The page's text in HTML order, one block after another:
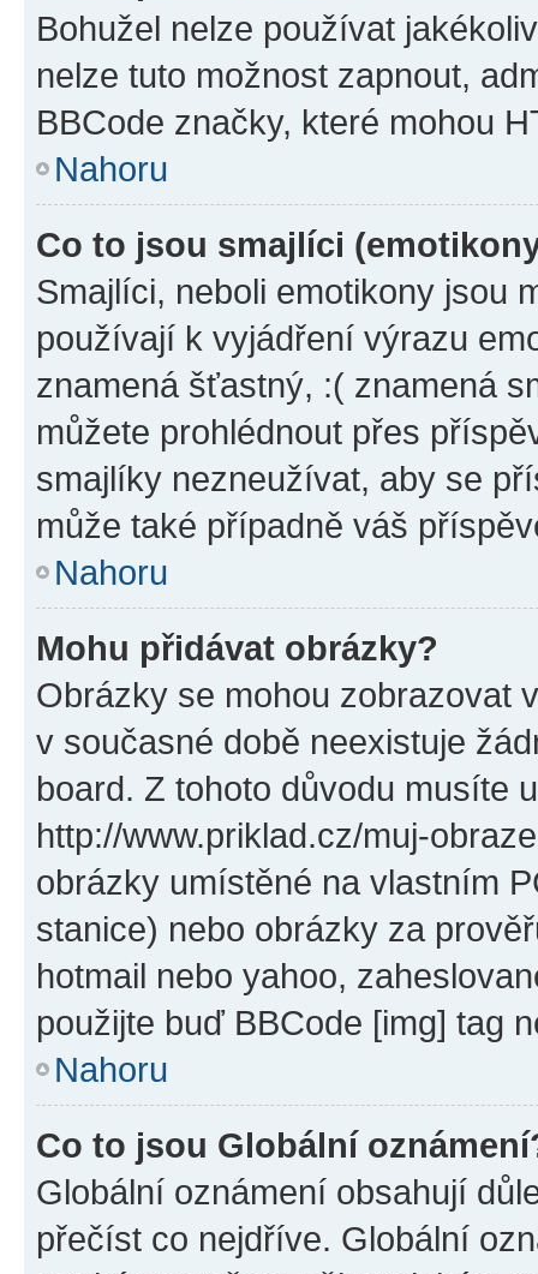
Bohužel nelze používat
nelze tuto možnost zapnout,
BBCode značky, které mohou
Nahoru
Co to jsou smajlíci
Smajlíci, neboli emotikony jsou
používají k vyjádření výrazu
znamená šťastný, :( znamená
můžete prohlédnout přes
smajlíky nezneužívat, aby se
může také případně váš
Nahoru
Mohu přidávat obrázky?
Obrázky se mohou zobrazovat
v současné době neexistuje
board. Z tohoto důvodu musíte
http://www.priklad.cz/muj-
obrázky umístěné na vlastním
stanice) nebo obrázky za
hotmail nebo yahoo,
použijte buď BBCode [img] tag
Nahoru
Co to jsou Globální
Globální oznámení obsahují
přečíst co nejdříve. Globální